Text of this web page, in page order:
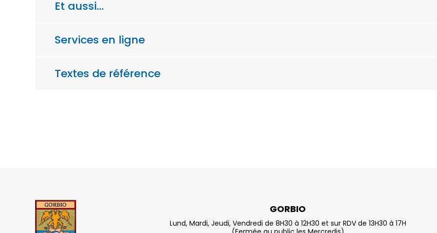
Et aussi…
Services en ligne
Textes de référence
GORBIO
Lund, Mardi, Jeudi, Vendredi de 8H30 à 12H30 et sur RDV de 13H30 à 17H